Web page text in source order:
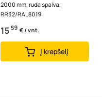
2000 mm, ruda spalva,
RR32/RAL8019
1559 € / vnt.
Į krepšelį